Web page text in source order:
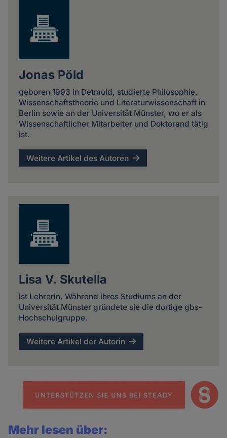
Jonas Pöld
geboren 1993 in Detmold, studierte Philosophie,
Wissenschaftstheorie und Literaturwissenschaft in
Berlin sowie an der Universität Münster, wo er als
Wissenschaftlicher Mitarbeiter und Doktorand tätig
ist.
Weitere Artikel des Autoren
Lisa V. Skutella
ist Lehrerin. Während ihres Studiums an der
Universität Münster gründete sie die dortige gbs-
Hochschulgruppe.
Weitere Artikel der Autorin
Mehr lesen über: